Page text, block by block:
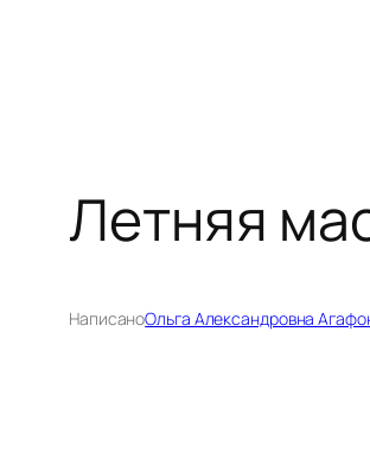
Летняя
НаписаноОльга Александровна